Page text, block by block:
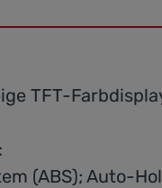
TFT-
(ABS); Auto-